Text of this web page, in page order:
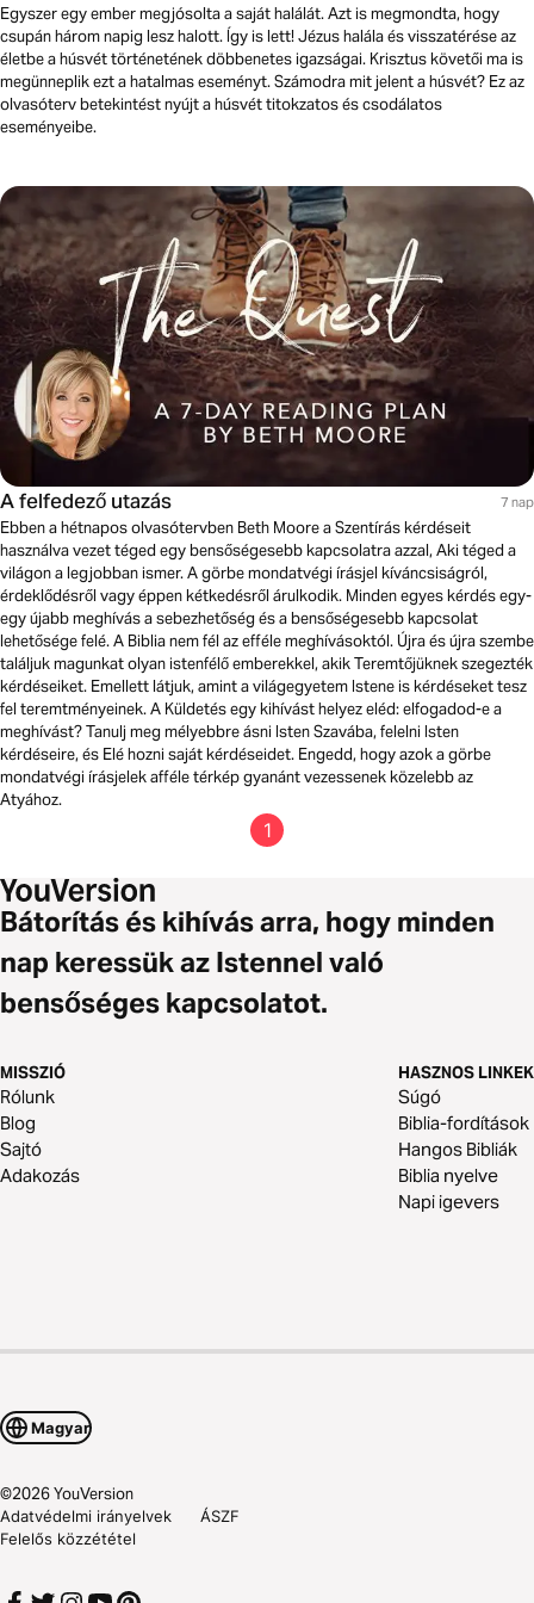
Egyszer egy ember megjósolta a saját halálát. Azt is megmondta, hogy
csupán három napig lesz halott. Így is lett! Jézus halála és visszatérése az
életbe a húsvét történetének döbbenetes igazságai. Krisztus követői ma is
megünneplik ezt a hatalmas eseményt. Számodra mit jelent a húsvét? Ez az
olvasóterv betekintést nyújt a húsvét titokzatos és csodálatos
eseményeibe.
A felfedező utazás 7 nap
Ebben a hétnapos olvasótervben Beth Moore a Szentírás kérdéseit
használva vezet téged egy bensőségesebb kapcsolatra azzal, Aki téged a
világon a legjobban ismer. A görbe mondatvégi írásjel kíváncsiságról,
érdeklődésről vagy éppen kétkedésről árulkodik. Minden egyes kérdés egy-
egy újabb meghívás a sebezhetőség és a bensőségesebb kapcsolat
lehetősége felé. A Biblia nem fél az efféle meghívásoktól. Újra és újra szembe
találjuk magunkat olyan istenfélő emberekkel, akik Teremtőjüknek szegezték
kérdéseiket. Emellett látjuk, amint a világegyetem Istene is kérdéseket tesz
fel teremtményeinek. A Küldetés egy kihívást helyez eléd: elfogadod-e a
meghívást? Tanulj meg mélyebbre ásni Isten Szavába, felelni Isten
kérdéseire, és Elé hozni saját kérdéseidet. Engedd, hogy azok a görbe
mondatvégi írásjelek afféle térkép gyanánt vezessenek közelebb az
Atyához.
1
Bátorítás és kihívás arra, hogy minden
nap keressük az Istennel való
bensőséges kapcsolatot.
MISSZIÓ
Rólunk
Blog
Sajtó
Adakozás
HASZNOS LINKEK
Súgó
Biblia-fordítások
Hangos Bibliák
Biblia nyelve
Napi igevers
Magyar
©2026YouVersion
Adatvédelmi irányelvek
ÁSZF
Felelős közzététel